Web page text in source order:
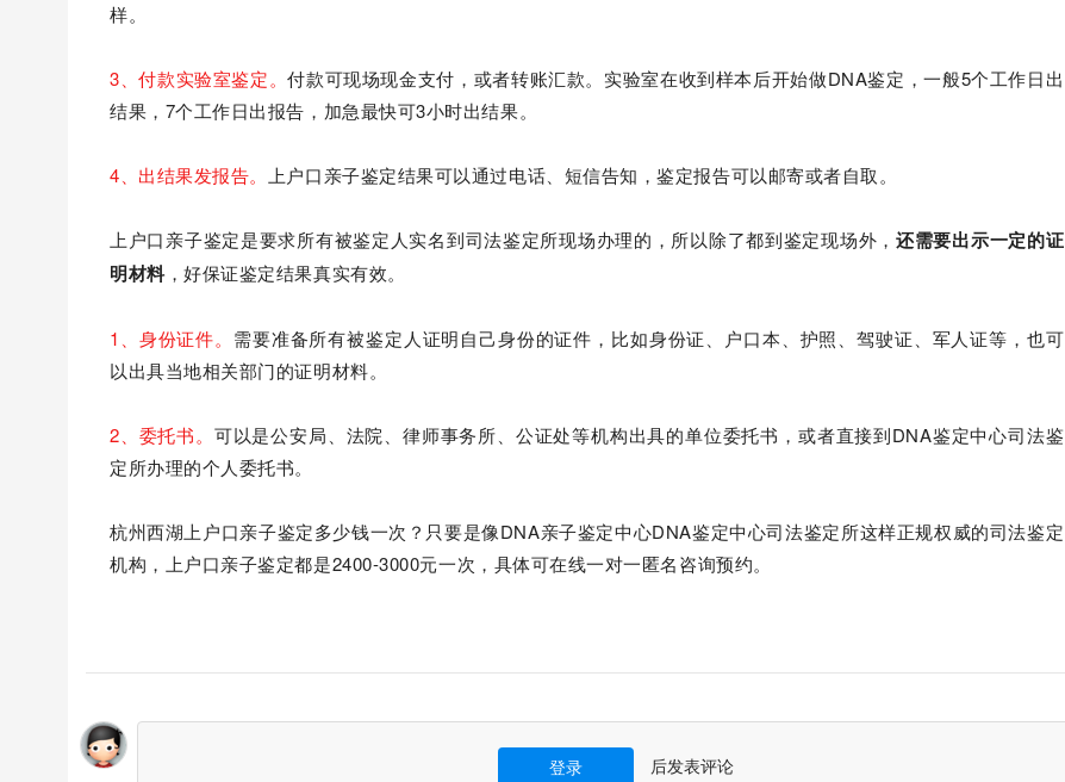
样。
3、付款实验室鉴定。付款可现场现金支付，或者转账汇款。实验室在收到样本后开始做DNA鉴定，一般5个工作日出
结果，7个工作日出报告，加急最快可3小时出结果。
4、出结果发报告。 上户口亲子鉴定结果可以通过电话、短信告知，鉴定报告可以邮寄或者自取。
上户口亲子鉴定是要求所有被鉴定人实名到司法鉴定所现场办理的，所以除了都到鉴定现场外， 还需要出示一定的证
明材料，好保证鉴定结果真实有效。
1、身份证件。 需要准备所有被鉴定人证明自己身份的证件，比如身份证、户口本、护照、驾驶证、军人证等，也可
以出具当地相关部门的证明材料。
2、委托书。 可以是公安局、法院、律师事务所、公证处等机构出具的单位委托书，或者直接到DNA鉴定中心司法鉴
定所办理的个人委托书。
杭州西湖上户口亲子鉴定多少钱一次？只要是像DNA亲子鉴定中心DNA鉴定中心司法鉴定所这样正规权威的司法鉴定
机构，上户口亲子鉴定都是2400-3000元一次，具体可在线一对一匿名咨询预约。
登录 后发表评论